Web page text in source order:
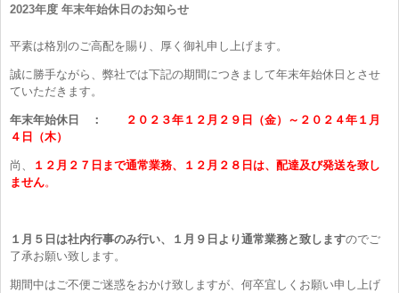
2023年度 年末年始休日のお知らせ
平素は格別のご高配を賜り、厚く御礼申し上げます。
誠に勝手ながら、弊社では下記の期間につきまして年末年始休日とさせ
ていただきます。
年末年始休日 ：
２０２３年１２月２９日（金）～２０２４年１月
４日（木）
尚、
１２月２７日まで通常業務、１２月２８日は、配達及び発送を致し
ません。
１月５日は社内行事のみ行い、１月９日より通常業務と致しますのでご
了承お願い致します。
期間中はご不便ご迷惑をおかけ致しますが、何卒宜しくお願い申し上げ